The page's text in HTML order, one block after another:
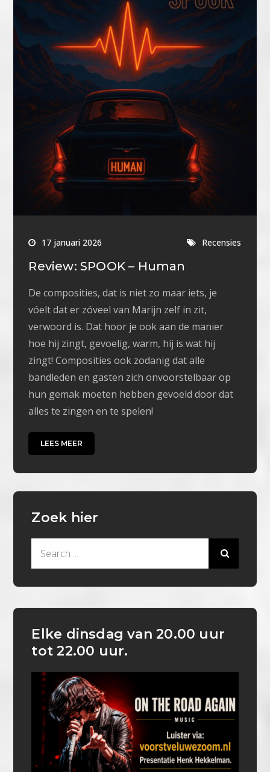
17 januari 2026 Recensies
Review: SPOOK – Human
De composities, dat is niet zo maar iets, je
vóelt dat er zóveel van Marijn zelf in zit,
verwoord is. Dat hoor je ook aan de manier
hoe hij zingt, gevoelig, warm, hij is wat hij
zingt! Composities ook zodanig dat alle
bandleden en gasten zich onvoorstelbaar op
hun gemak moeten hebben gevoeld door dat
alles te zingen en te spelen!
LEES MEER
Zoek hier
Elke dinsdag van 20.00 uur
tot 22.00 uur.